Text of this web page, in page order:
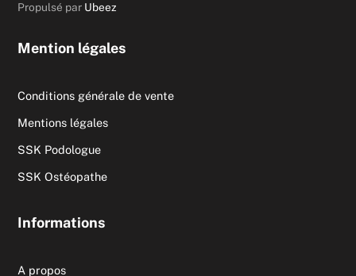
Propulsé par Ubeez
Mention légales
Conditions générale de vente
Mentions légales
SSK Podologue
SSK Ostéopathe
Informations
A propos